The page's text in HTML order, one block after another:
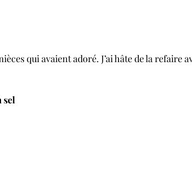
qui avaient adoré. J’ai hâte de la refaire
sel